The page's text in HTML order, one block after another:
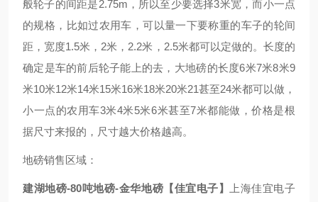
般轮子的间距是2.75m，所以至少要选择3米宽，而小一点
的规格，比如过农用车，可以量一下要称重的车子的轮间
距，宽度1.5米，2米，2.2米，2.5米都可以定做的。长度的
确定是车的前后轮子能上的去，大地磅的长度6米7米8米9
米10米12米14米15米16米18米20米21甚至24米都可以做，
小一点的农用车3米4米5米6米甚至7米都能做，价格是根
据尺寸来报的，尺寸越大价格越高。
地磅销售区域：
建湖地磅-80吨地磅-金华地磅【佳宜电子】
上海佳宜电子